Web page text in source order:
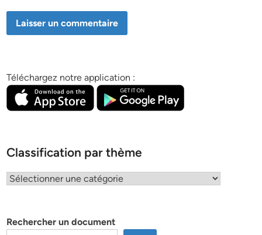
Téléchargez notre application :
Classification par thème
Classification
Rechercher un document